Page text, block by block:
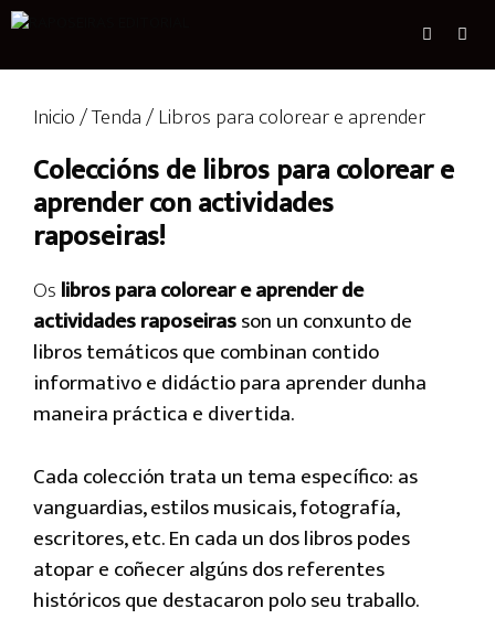
Inicio/Tenda/ Libros para colorear e aprender
Coleccións de libros para colorear e
aprender con actividades
raposeiras!
Oslibros para colorear e aprender de
actividades raposeirasson un conxunto de
libros temáticos que combinan contido
informativo e didáctio para aprender dunha
maneira práctica e divertida.
Cada colección trata un tema específico: as
vanguardias, estilos musicais, fotografía,
escritores, etc. En cada un dos libros podes
atopar e coñecer algúns dos referentes
históricos que destacaron polo seu traballo.